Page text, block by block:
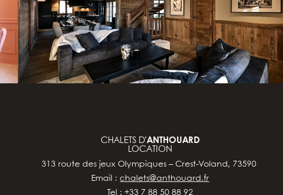
CHALETS D’ANTHOUARD
LOCATION
313 route des jeux Olympiques – Crest-Voland, 73590
Email :chalets@anthouard.fr
Tel : +33 7 88 50 88 92